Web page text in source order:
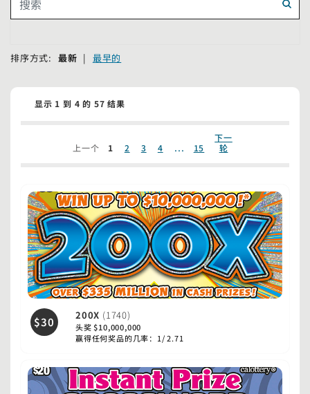
搜索
排序方式: 最新 | 最早的
显示 1 到 4 的 57 结果
上一个 1 2 3 4 ... 15
下一
轮
$30 200X (1740)
头奖 $10,000,000
赢得任何奖品的几率：1/ 2.71